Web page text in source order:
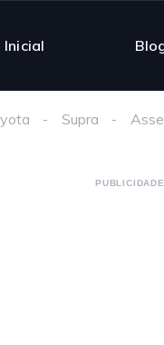
Inicial
Supra
PUBLICIDADE